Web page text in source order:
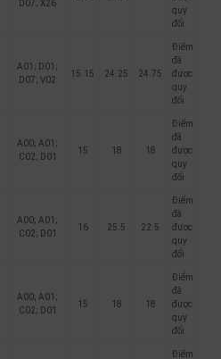
D07; X26
quy
đổi
A01; D01;
D07; V02
15.15 24.25 24.75
Điểm
đã
được
quy
đổi
A00; A01;
C02; D01
15 18 18
Điểm
đã
được
quy
đổi
A00; A01;
C02; D01
16 25.5 22.5
Điểm
đã
được
quy
đổi
A00; A01;
C02; D01
15 18 18
Điểm
đã
được
quy
đổi
Điểm